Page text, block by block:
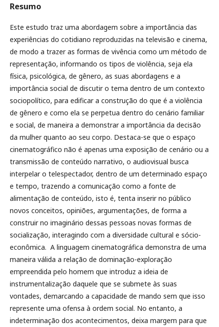
Resumo
Este estudo traz uma abordagem sobre a importância das
experiências do cotidiano reproduzidas na televisão e cinema,
de modo a trazer as formas de vivência como um método de
representação, informando os tipos de violência, seja ela
física, psicológica, de gênero, as suas abordagens e a
importância social de discutir o tema dentro de um contexto
sociopolítico, para edificar a construção do que é a violência
de gênero e como ela se perpetua dentro do cenário familiar
e social, de maneira a demonstrar a importância da decisão
da mulher quanto ao seu corpo. Destaca-se que o espaço
cinematográfico não é apenas uma exposição de cenário ou a
transmissão de conteúdo narrativo, o audiovisual busca
interpelar o telespectador, dentro de um determinado espaço
e tempo, trazendo a comunicação como a fonte de
alimentação de conteúdo, isto é, tenta inserir no público
novos conceitos, opiniões, argumentações, de forma a
construir no imaginário dessas pessoas novas formas de
socialização, interagindo com a diversidade cultural e sócio-
econômica. A linguagem cinematográfica demonstra de uma
maneira válida a relação de dominação-exploração
empreendida pelo homem que introduz a ideia de
instrumentalização daquele que se submete às suas
vontades, demarcando a capacidade de mando sem que isso
represente uma ofensa à ordem social. No entanto, a
indeterminação dos acontecimentos, deixa margem para que